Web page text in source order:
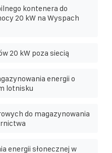
kontenera do
20 kW na Wyspach
20 kW poza siecią
energii o
lotnisku
do magazynowania
energii słonecznej w